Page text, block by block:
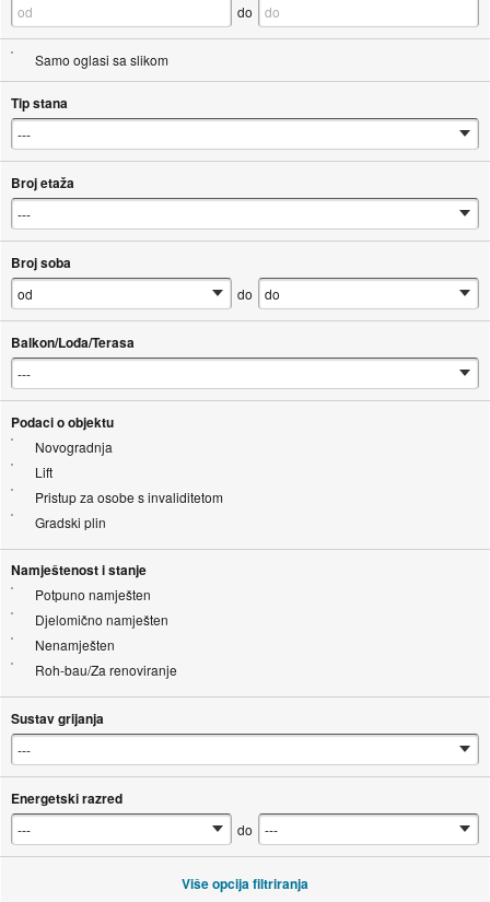
do
Samo oglasi sa slikom
Tip stana
Broj etaža
Broj soba
do
Balkon/Lođa/Terasa
Podaci o objektu
Novogradnja
Lift
Pristup za osobe s invaliditetom
Gradski plin
Namještenost i stanje
Potpuno namješten
Djelomično namješten
Nenamješten
Roh-bau/Za renoviranje
Sustav grijanja
Energetski razred
do
Više opcija filtriranja